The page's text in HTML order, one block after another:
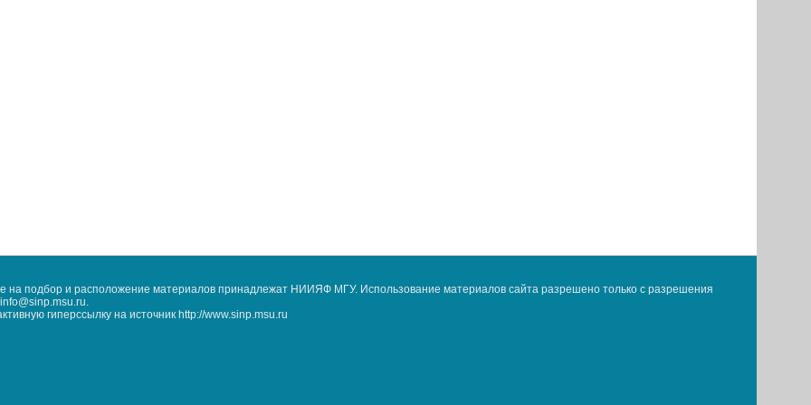
на подбор и расположение материалов принадлежат НИИЯФ МГУ. Использование материалов сайта разрешено только с разрешения
гиперссылку на источник http://www.sinp.msu.ru